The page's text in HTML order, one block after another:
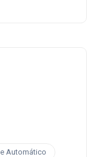
Automático